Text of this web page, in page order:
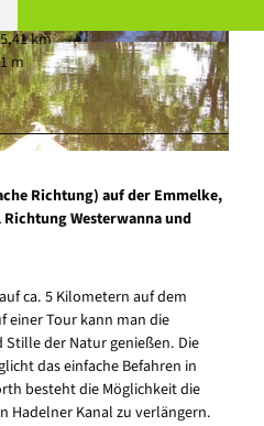
© Brünig, Tourist-Information Otterndorf |
CC-BY-SA
5,41 km
1 m
Richtung) auf der Emmelke,
Westerwanna und
ca. 5 Kilometern auf dem
einer Tour kann man die
der Natur genießen. Die
das einfache Befahren in
besteht die Möglichkeit die
Hadelner Kanal zu verlängern.